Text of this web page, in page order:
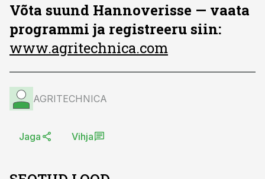
Võta suund Hannoverisse — vaata
programmi ja registreeru siin:
www.agritechnica.com
AGRITECHNICA
Jaga Vihja